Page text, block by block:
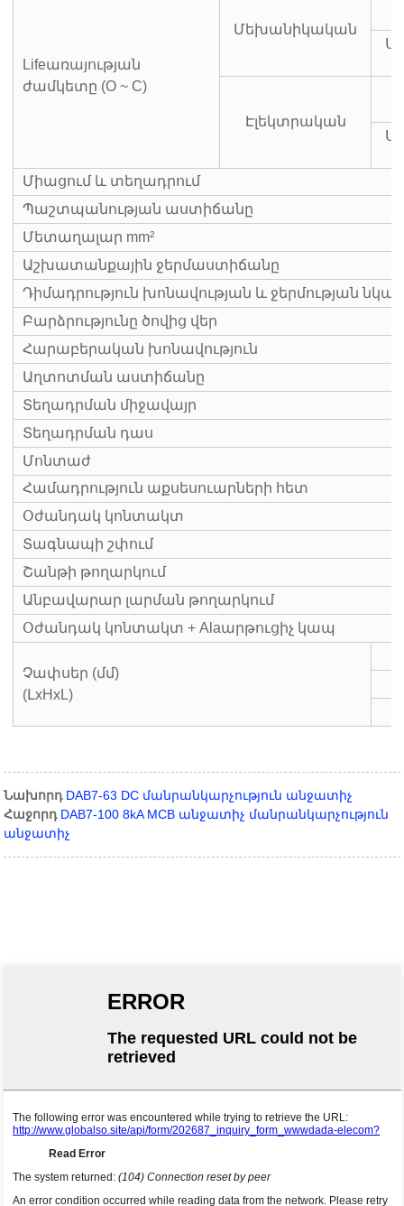
Lifeառայության
ժամկետը (O ~ C)
Մեխանիկական
Էլեկտրական
Միացում և տեղադրում
Պաշտպանության աստիճանը
Մետաղալար mm²
Աշխատանքային ջերմաստիճանը
Դիմադրություն խոնավության և ջերմության
Բարձրությունը ծովից վեր
Հարաբերական խոնավություն
Աղտոտման աստիճանը
Տեղադրման միջավայր
Տեղադրման դաս
Մոնտաժ
Համադրություն աքսեսուարների հետ
Օժանդակ կոնտակտ
Տագնապի շփում
Շանթի թողարկում
Անբավարար լարման թողարկում
Օժանդակ կոնտակտ + Alaարթուցիչ կապ
Չափսեր (մմ)
(ԼxHxL)
Նախորդ DAB7-63 DC մանրանկարչություն անջատիչ
Հաջորդ DAB7-100 8kA MCB անջատիչ մանրանկարչություն
անջատիչ